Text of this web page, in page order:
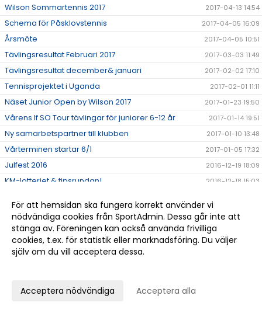
Wilson Sommartennis 2017 2017-04-13 14:54
Schema för Påsklovstennis 2017-04-05 16:09
Årsmöte 2017-04-05 10:51
Tävlingsresultat Februari 2017 2017-03-03 11:49
Tävlingsresultat december& januari 2017-02-02 17:10
Tennisprojektet i Uganda 2017-02-01 11:11
Näset Junior Open by Wilson 2017 2017-01-23 19:50
Vårens If SO Tour tävlingar för juniorer 6-12 år 2017-01-14 19:51
Ny samarbetspartner till klubben 2017-01-10 13:48
Vårterminen startar 6/1 2017-01-05 17:32
Julfest 2016 2016-12-19 18:09
KM-lotteriet & tipsrundan! 2016-12-18 15:03
Lottning och Speltider för KM 2016 2016-12-15 11:15
Välbesökt föreläsning i idrottspsykologi 2016-12-14 23:00
Damlaget får ladda om i division 2 2016-12-09 14:55
Tävlingsresultat november
Höllvikens Herrar tillbaka i Division 1!
För att hemsidan ska fungera korrekt använder vi
nödvändiga cookies från SportAdmin. Dessa går inte att
stänga av. Föreningen kan också använda frivilliga
cookies, t.ex. för statistik eller marknadsföring. Du väljer
själv om du vill acceptera dessa.
Acceptera nödvändiga Acceptera alla